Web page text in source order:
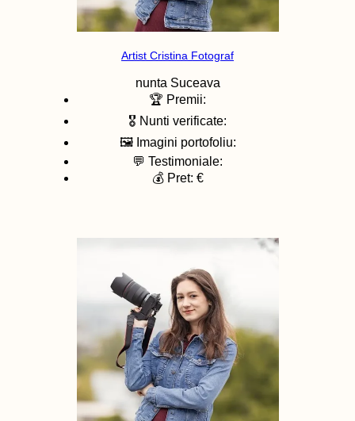
Artist Cristina Fotograf
nunta Suceava
🏆 Premii:
🎖️ Nunti verificate:
🖼️ Imagini portofoliu:
💬 Testimoniale:
💰 Pret: €